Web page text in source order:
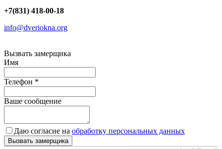
+7(831) 418-00-18
info@dveriokna.org
Вызвать замерщика
Имя
Телефон *
Ваше сообщение
Даю согласие на обработку персональных данных
Вызвать замерщика